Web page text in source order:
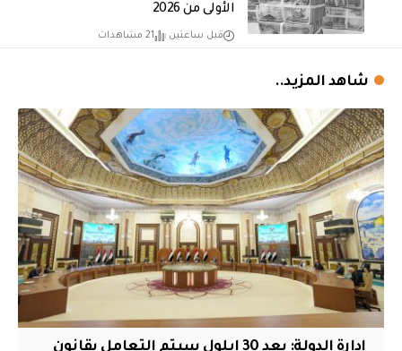
الأولى من 2026
قبل ساعتين 21 مشاهدات
شاهد المزيد..
ادارة الدولة: بعد 30 ايلول سيتم التعامل بقانون